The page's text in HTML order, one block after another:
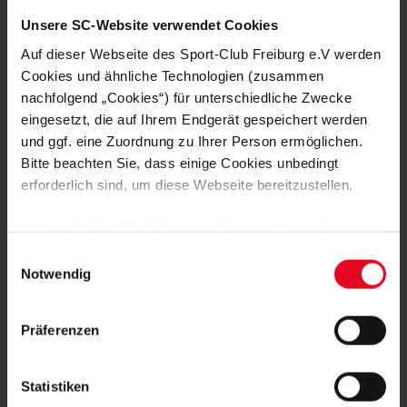
Unsere SC-Website verwendet Cookies
Auf dieser Webseite des Sport-Club Freiburg e.V werden
Cookies und ähnliche Technologien (zusammen
nachfolgend „Cookies“) für unterschiedliche Zwecke
eingesetzt, die auf Ihrem Endgerät gespeichert werden
und ggf. eine Zuordnung zu Ihrer Person ermöglichen.
Bitte beachten Sie, dass einige Cookies unbedingt
erforderlich sind, um diese Webseite bereitzustellen.
Daten von Ihnen (z.B. persönlichen Identifikatoren oder
IP-Adressen) verarbeitet werden. Durch Klicken auf den
Speicherung aller aufgeführten Cookies und der
Daten für die unten jeweils angegebene Zwecke gem. §
25 Abs. 1 TDDDG, Art. 6 Abs. 1 lit. a DSGVO zu. Sie
Notwendig
Präferenzen
Statistiken